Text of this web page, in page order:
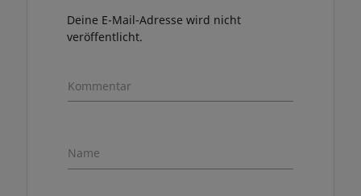
Deine E-Mail-Adresse wird nicht
veröffentlicht.
Kommentar
Name